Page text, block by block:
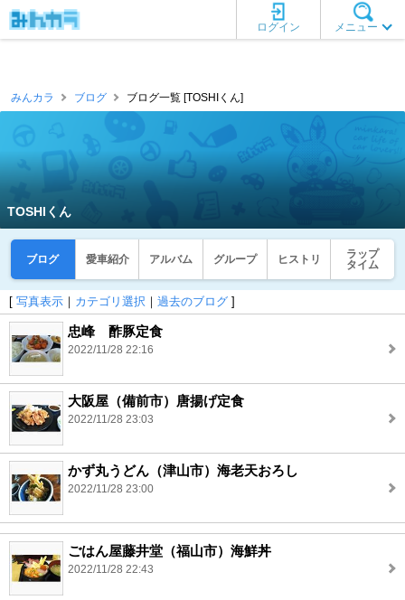
メニュー
ログイン
みんカラ ブログ ブログ一覧 [TOSHIくん]
TOSHIくん
ブログ 愛車紹介 アルバム グループ ヒストリ
ラップ
タイム
[ 写真表示 ｜ カテゴリ選択 ｜ 過去のブログ ]
忠峰 酢豚定食
2022/11/28 22:16
大阪屋（備前市）唐揚げ定食
2022/11/28 23:03
かず丸うどん（津山市）海老天おろし
2022/11/28 23:00
ごはん屋藤井堂（福山市）海鮮丼
2022/11/28 22:43